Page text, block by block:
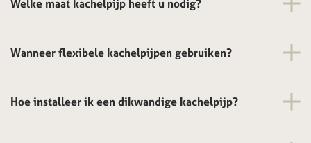
Welke maat kachelpijp heeft u nodig?
Wanneer flexibele kachelpijpen gebruiken?
Hoe installeer ik een dikwandige kachelpijp?